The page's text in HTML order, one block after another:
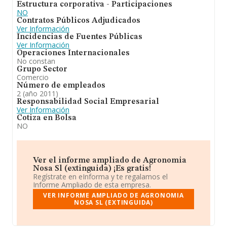
Estructura corporativa - Participaciones
NO
Contratos Públicos Adjudicados
Ver Información
Incidencias de Fuentes Públicas
Ver Información
Operaciones Internacionales
No constan
Grupo Sector
Comercio
Número de empleados
2 (año 2011)
Responsabilidad Social Empresarial
Ver Información
Cotiza en Bolsa
NO
Ver el informe ampliado de Agronomia
Nosa Sl (extinguida) ¡Es gratis!
Regístrate en eInforma y te regalamos el
Informe Ampliado de esta empresa.
VER INFORME AMPLIADO DE AGRONOMIA
NOSA SL (EXTINGUIDA)